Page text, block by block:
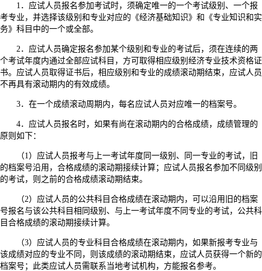
1．应试人员报名参加考试时，须确定唯一的一个考试级别、一个报
考专业，并选择该级别和专业对应的《经济基础知识》和《专业知识和实
务》科目中的一个或全部。
2．应试人员确定报名参加某个级别和专业的考试后，须在连续的两
个考试年度内通过全部应试科目，方可取得相应级别经济专业技术资格证
书。应试人员取得证书后，相应级别和专业的成绩滚动期结束，应试人员
不再具有滚动期内的有效成绩。
3．在一个成绩滚动周期内，每名应试人员对应唯一的档案号。
4．应试人员报名时，如果有尚在滚动期内的合格成绩，成绩管理的
原则如下：
（1）应试人员报考与上一考试年度同一级别、同一专业的考试，旧
的档案号沿用，合格成绩的滚动期接续计算；应试人员报名参加不同级别
的考试，则之前的合格成绩滚动期结束。
（2）应试人员的公共科目合格成绩在滚动期内，可以沿用旧的档案
号报名与该公共科目相同级别、与上一考试年度不同专业的考试，公共科
目合格成绩的滚动期接续计算。
（3）应试人员的专业科目合格成绩在滚动期内，如果新报考专业与
该成绩对应的专业不同，则该成绩的滚动期结束，应试人员获得一个新的
档案号；此类应试人员需联系当地考试机构，方能报名参考。